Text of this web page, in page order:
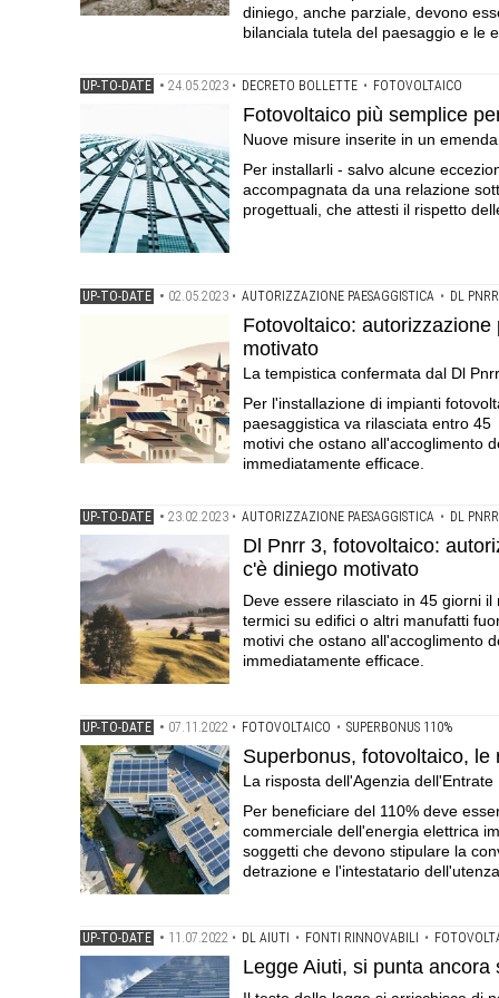
diniego, anche parziale, devono
bilanciala tutela del paesaggio e le
UP-TO-DATE • 24.05.2023 • DECRETO BOLLETTE • FOTOVOLTAICO
Fotovoltaico più semplice
Nuove misure inserite in un
Per installarli - salvo alcune
accompagnata da una relazione
progettuali, che attesti il rispetto
UP-TO-DATE • 02.05.2023 • AUTORIZZAZIONE PAESAGGISTICA • DL
Fotovoltaico:
motivato
La tempistica confermata dal Dl
Per l'installazione di impianti
paesaggistica va rilasciata entro
motivi che ostano all'accoglimento
immediatamente efficace.
UP-TO-DATE • 23.02.2023 • AUTORIZZAZIONE PAESAGGISTICA • DL
Dl Pnrr 3, fotovoltaico:
c'è diniego motivato
Deve essere rilasciato in 45 giorni
termici su edifici o altri manufatti
motivi che ostano all'accoglimento
immediatamente efficace.
UP-TO-DATE • 07.11.2022 • FOTOVOLTAICO • SUPERBONUS 110%
Superbonus, fotovoltaico,
La risposta dell'Agenzia dell'Entrate
Per beneficiare del 110% deve
commerciale dell'energia elettrica
soggetti che devono stipulare la
detrazione e l'intestatario
UP-TO-DATE • 11.07.2022 • DL AIUTI • FONTI RINNOVABILI •
Legge Aiuti, si punta